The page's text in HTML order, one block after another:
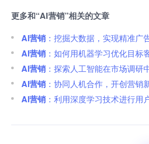
更多和“AI营销”相关的文章
AI营销 ：挖掘大数据，实现精准广
AI营销 ：如何用机器学习优化目标
AI营销 ：探索人工智能在市场调研
AI营销 ：协同人机合作，开创营销
AI营销 ：利用深度学习技术进行用